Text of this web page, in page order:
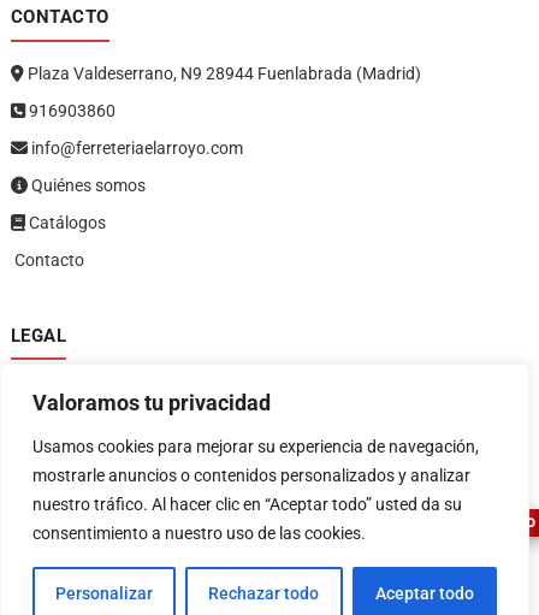
Valoramos tu privacidad
Usamos cookies para mejorar su experiencia de navegación,
mostrarle anuncios o contenidos personalizados y analizar
nuestro tráfico. Al hacer clic en “Aceptar todo” usted da su
consentimiento a nuestro uso de las cookies.
Personalizar Rechazar todo Aceptar todo
CONTACTO
Plaza Valdeserrano, N9 28944 Fuenlabrada (Madrid)
916903860
info@ferreteriaelarroyo.com
Quiénes somos
Catálogos
Contacto
LEGAL
Política de privacidad
Política de devoluciones y reembolsos
Términos y condiciones
FERRETERIA EL ARROYO | Diseñado por:Tema Freesia| © 2026WordPress
ASESOR FERRETERO